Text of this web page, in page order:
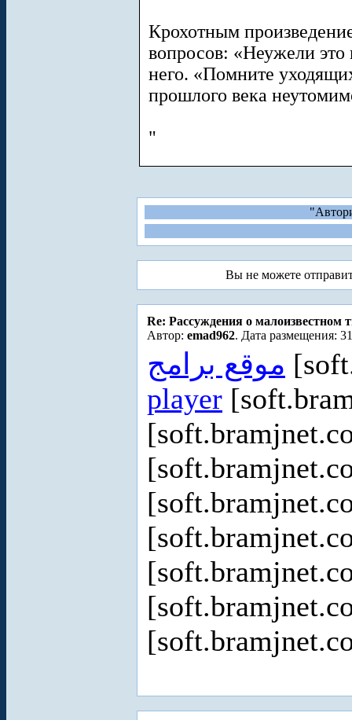
Крохотным
вопросов: «Неужели это
него. «Помните
прошлого века
"
Вы не можете
Re: Рассуждения о малоизвестном
Автор: emad962. Дата размещения:
موقع برامج
player